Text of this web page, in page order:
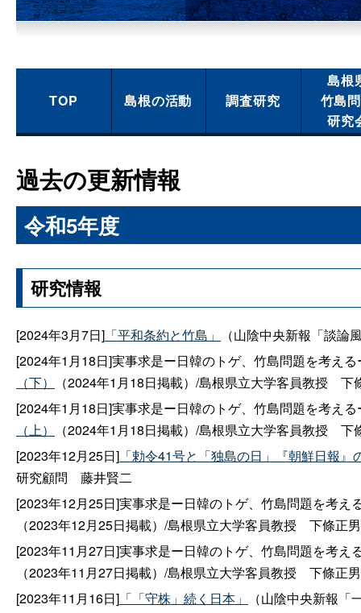
TOP 島根の活動 調査研究
島根
竹島
研究
過去の更新情報
令和5年度
研究情報
[2024年3月7日] 「平和条約と竹島」
（山陰中央新報「談論
[2024年1月18日]実事求是ー日韓のトゲ、竹島問題を考える
（下）
（2024年1月18日掲載）/島根県立大学客員教授 下
[2024年1月18日]実事求是ー日韓のトゲ、竹島問題を考える
（上）
（2024年1月18日掲載）/島根県立大学客員教授 下
[2023年12月25日] 「勅令41号と「独島の日」『朝鮮日報
研究顧問 藤井賢二
[2023年12月25日]実事求是ー日韓のトゲ、竹島問題を考え
（2023年12月25日掲載）/島根県立大学客員教授 下條正男
[2023年11月27日]実事求是ー日韓のトゲ、竹島問題を考え
（2023年11月27日掲載）/島根県立大学客員教授 下條正男
[2023年11月16日] 「「守株」続く日本」
（山陰中央新報